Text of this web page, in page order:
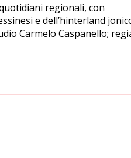
regionali, con
e dell’hinterland
Carmelo Caspanello;